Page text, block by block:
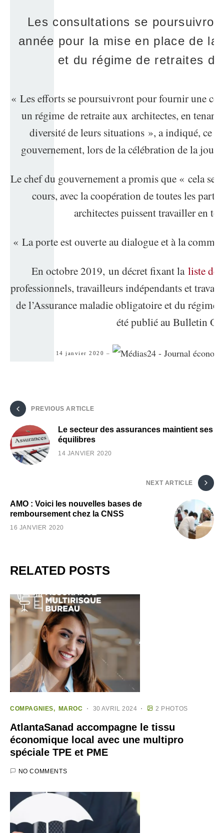
Les consultations se
année pour la mise en place de la
et du régime de retraites
« Les efforts se poursuivront pour fournir une
un régime de retraite aux architectes, en tenant
diversité de leurs situations », a indiqué, ce
gouvernement, lors de la célébration de la
Le chef du gouvernement a promis que « cela
cours, avec la coopération de toutes les
architectes puissent travailler en
« La porte est ouverte au dialogue et à la
En octobre 2019, un décret fixant la liste
professionnels, travailleurs indépendants et
de l’Assurance maladie obligatoire et du régime
été publié au Bulletin
14 janvier 2020 –
PREVIOUS ARTICLE
Le secteur des assurances maintient ses
équilibres
14 JANVIER 2020
NEXT ARTICLE
AMO : Voici les nouvelles bases de
remboursement chez la CNSS
16 JANVIER 2020
RELATED POSTS
COMPAGNIES MAROC 30 AVRIL 2024 2 PHOTOS
AtlantaSanad accompagne le tissu
économique local avec une multipro
spéciale TPE et PME
NO COMMENTS